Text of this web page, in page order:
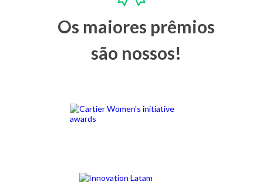
Os maiores prêmios
são nossos!